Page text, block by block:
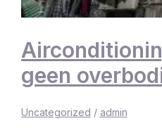
geen
Uncategorized / admin